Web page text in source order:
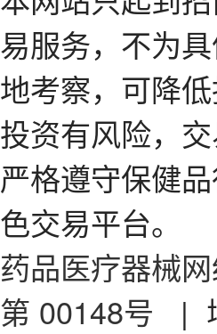
易服务，不为
地考察，可降
投资有风险，
严格遵守保健
色交易平台。
药品医疗器械
第 00148号
|